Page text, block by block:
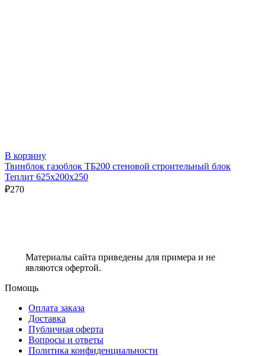
В корзину
Твинблок газоблок ТБ200 стеновой строительный блок
Теплит 625х200х250
₽270
Материалы сайта приведены для примера и не
являются офертой.
Помощь
Оплата заказа
Доставка
Публичная оферта
Вопросы и ответы
Политика конфиденциальности